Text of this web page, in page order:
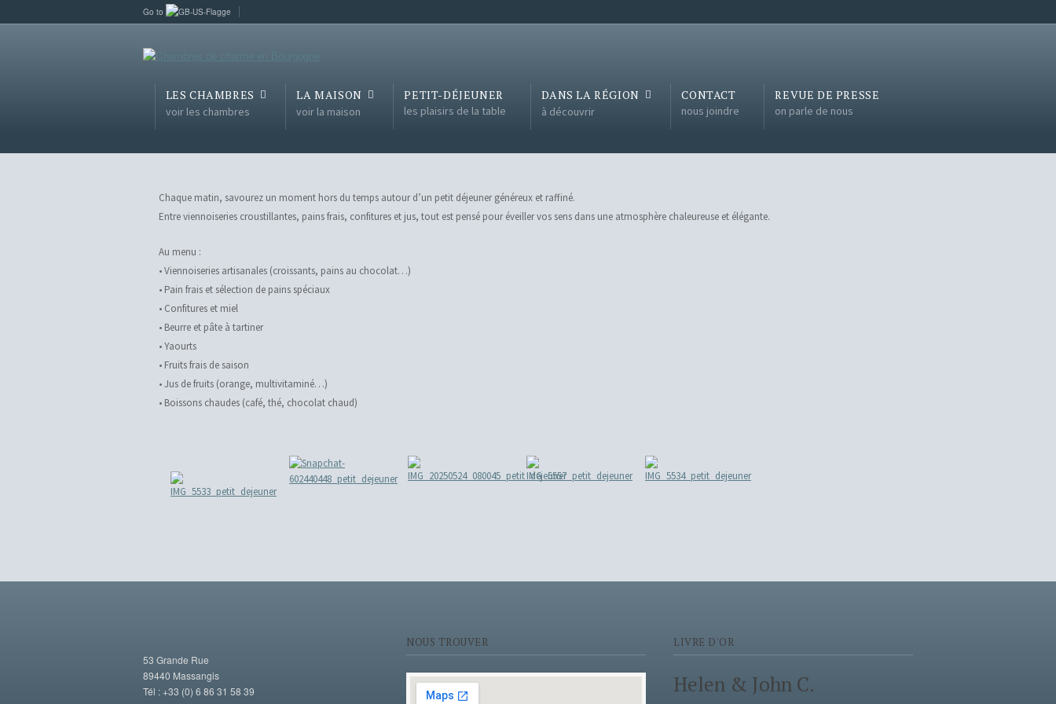
Go to
LES CHAMBRES
voir les chambres
LA MAISON
voir la maison
PETIT-DÉJEUNER
les plaisirs de la table
DANS LA RÉGION
à découvrir
CONTACT
nous joindre
REVUE DE PRESSE
on parle de nous
Chaque matin, savourez un moment hors du temps autour d’un petit déjeuner généreux et raffiné.
Entre viennoiseries croustillantes, pains frais, confitures et jus, tout est pensé pour éveiller vos sens dans une atmosphère chaleureuse et élégante.
Au menu :
• Viennoiseries artisanales (croissants, pains au chocolat…)
• Pain frais et sélection de pains spéciaux
• Confitures et miel
• Beurre et pâte à tartiner
• Yaourts
• Fruits frais de saison
• Jus de fruits (orange, multivitaminé…)
• Boissons chaudes (café, thé, chocolat chaud)
53 Grande Rue
89440 Massangis
Tél : +33 (0) 6 86 31 58 39
NOUS TROUVER LIVRE D'OR
Helen & John C.